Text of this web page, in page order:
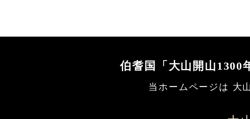
伯耆国「大山開山1300
当ホームページは 大